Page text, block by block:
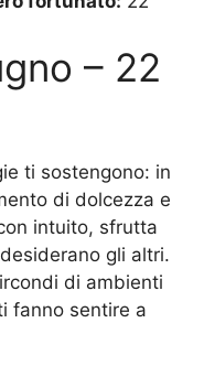
– 22
ti sostengono: in
di dolcezza e
intuito, sfrutta
gli altri.
di ambienti
fanno sentire a